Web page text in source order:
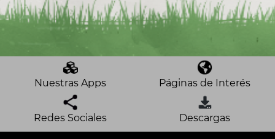
Nuestras Apps Páginas de Interés
Redes Sociales Descargas